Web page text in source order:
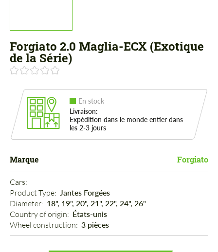
Forgiato 2.0 Maglia-ECX (Exotique
de la Série)
En stock
Livraison:
Expédition dans le monde entier dans
les 2-3 jours
Marque Forgiato
Cars:
Product Type: Jantes Forgées
Diameter: 18", 19", 20", 21", 22", 24", 26"
Country of origin: États-unis
Wheel construction: 3 pièces